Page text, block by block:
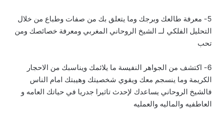
5- معرفة طالعك وبرجك وما يتعلق بك من صفات وطباع من خلال
التحليل الفلكي لــ الشيخ الروحاني المغربي ومعرفة خصائصك ومن
تحب
6- اكتشف من الجواهر النفيسة ما يلائمك ويناسبك من الاحجار
الكريمة وما ينسجم معك ويقوي شخصيتك وهيبتك امام الناس
فالشيخ الروحاني يساعدك لإحدث تاثيرا جدريا في حياتك العامه و
العاطفيه والماليه والعمليه